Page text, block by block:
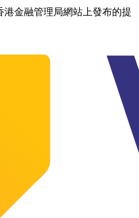
港金融管理局網站上發布的提